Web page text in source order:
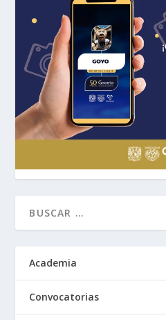
Academia
Convocatorias